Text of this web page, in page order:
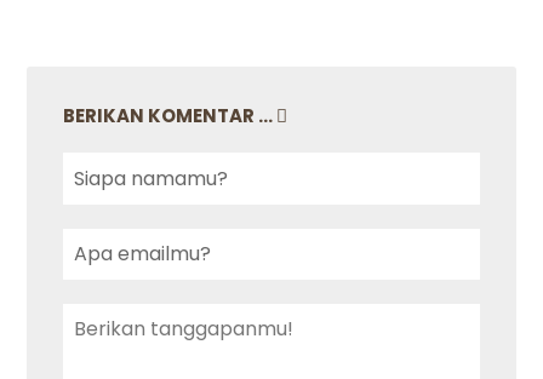
BERIKAN KOMENTAR ...